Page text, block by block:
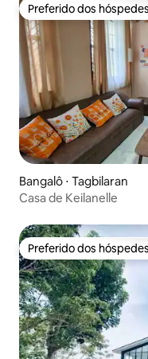
Preferido dos hóspedes
Preferido dos hóspedes
Bangalô ⋅ Tagbilaran
Casa de Keilanelle
Preferido dos hóspedes
Preferido dos hóspedes